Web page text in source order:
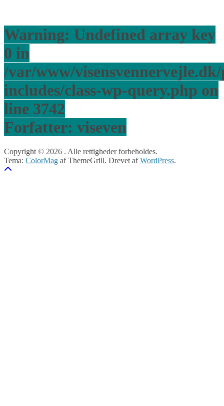
Warning: Undefined array key
0 in
/var/www/
includes/class-wp-query.php on
line 3742
Forfatter: viseven
Copyright © 2026 . Alle rettigheder forbeholdes.
Tema: ColorMag af ThemeGrill. Drevet afWordPress.